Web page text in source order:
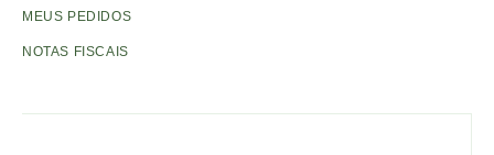
MEUS PEDIDOS
NOTAS FISCAIS